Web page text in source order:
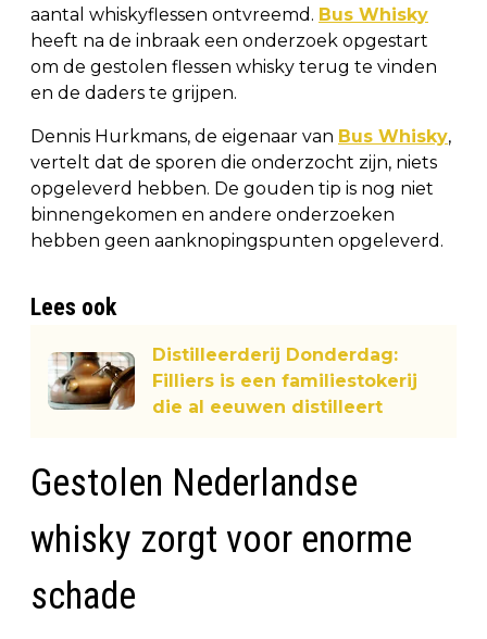
aantal whiskyflessen ontvreemd. Bus Whisky
heeft na de inbraak een onderzoek opgestart
om de gestolen flessen whisky terug te vinden
en de daders te grijpen.
Dennis Hurkmans, de eigenaar van Bus Whisky,
vertelt dat de sporen die onderzocht zijn, niets
opgeleverd hebben. De gouden tip is nog niet
binnengekomen en andere onderzoeken
hebben geen aanknopingspunten opgeleverd.
Lees ook
Distilleerderij Donderdag:
Filliers is een familiestokerij
die al eeuwen distilleert
Gestolen Nederlandse
whisky zorgt voor enorme
schade